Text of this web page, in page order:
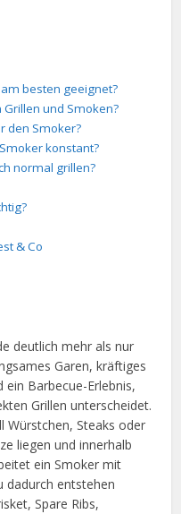
besten geeignet?
und Smoken?
den Smoker?
konstant?
normal grillen?
& Co
deutlich mehr als nur
Garen, kräftiges
ein Barbecue-Erlebnis,
Grillen unterscheidet.
Würstchen, Steaks oder
liegen und innerhalb
ein Smoker mit
dadurch entstehen
Spare Ribs,